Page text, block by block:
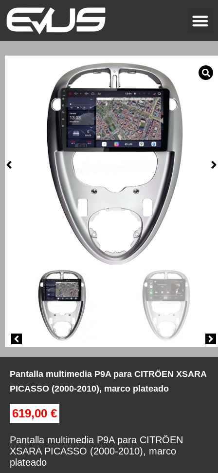
Pantalla multimedia P9A para CITRÖEN XSARA
PICASSO (2000-2010), marco plateado
619,00 €
Pantalla multimedia P9A para CITRÖEN
XSARA PICASSO (2000-2010), marco
plateado